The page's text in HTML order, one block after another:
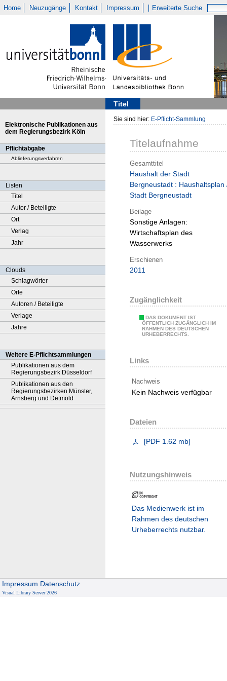
Home Neuzugänge Kontakt Impressum Erweiterte Suche
Titel
Elektronische Publikationen aus
dem Regierungsbezirk Köln
Pflichtabgabe
Ablieferungsverfahren
Listen
Titel
Autor / Beteiligte
Ort
Verlag
Jahr
Clouds
Schlagwörter
Orte
Autoren / Beteiligte
Verlage
Jahre
Weitere E-Pflichtsammlungen
Publikationen aus dem
Regierungsbezirk Düsseldorf
Publikationen aus den
Regierungsbezirken Münster,
Arnsberg und Detmold
Sie sind hier: E-Pflicht-Sammlung
Titelaufnahme
Gesamttitel
Haushalt der Stadt
Bergneustadt : Haushaltsplan
Stadt Bergneustadt
Beilage
Sonstige Anlagen:
Wirtschaftsplan des
Wasserwerks
Erschienen
2011
Zugänglichkeit
DAS DOKUMENT IST
ÖFFENTLICH ZUGÄNGLICH IM
RAHMEN DES DEUTSCHEN
URHEBERRECHTS.
Links
Nachweis
Kein Nachweis verfügbar
Dateien
[PDF 1.62 mb]
Nutzungshinweis
Das Medienwerk ist im
Rahmen des deutschen
Urheberrechts nutzbar.
Impressum Datenschutz
Visual Library Server 2026